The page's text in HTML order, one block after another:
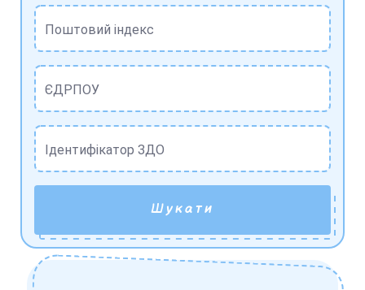
Поштовий індекс
ЄДРПОУ
Ідентифікатор ЗДО
Шукати